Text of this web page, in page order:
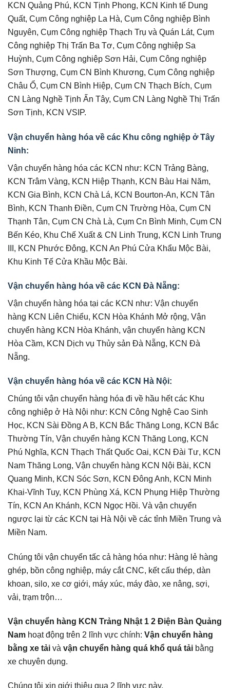
KCN Quảng Phú, KCN Tịnh Phong, KCN Kinh tế Dung
Quất, Cụm Công nghiệp La Hà, Cụm Công nghiệp Bình
Nguyên, Cụm Công nghiệp Thạch Trụ và Quán Lát, Cụm
Công nghiệp Thị Trấn Ba Tơ, Cụm Công nghiệp Sa
Huỳnh, Cụm Công nghiệp Sơn Hải, Cụm Công nghiệp
Sơn Thượng, Cụm CN Bình Khương, Cụm Công nghiệp
Châu Ổ, Cụm CN Bình Hiệp, Cụm CN Thạch Bích, Cụm
CN Làng Nghề Tịnh Ấn Tây, Cụm CN Làng Nghề Thị Trấn
Sơn Tịnh, KCN VSIP.
Vận chuyển hàng hóa về các Khu công nghiệp ở Tây
Ninh:
Vận chuyển hàng hóa các KCN như: KCN Trảng Bàng,
KCN Trâm Vàng, KCN Hiệp Thạnh, KCN Bàu Hai Năm,
KCN Gia Bình, KCN Chà Lá, KCN Bourton-An, KCN Tân
Bình, KCN Thanh Điền, Cụm CN Trường Hòa, Cụm CN
Thạnh Tân, Cụm CN Chà Là, Cụm Cn Bình Minh, Cụm CN
Bến Kéo, Khu Chế Xuất & CN Linh Trung, KCN Linh Trung
III, KCN Phước Đông, KCN An Phú Cửa Khẩu Mộc Bài,
Khu Kinh Tế Cửa Khầu Mộc Bài.
Vận chuyển hàng hóa về các KCN Đà Nẵng:
Vận chuyển hàng hóa tại các KCN như: Vận chuyển
hàng KCN Liên Chiểu, KCN Hòa Khánh Mở rộng, Vận
chuyển hàng KCN Hòa Khánh, vận chuyển hàng KCN
Hòa Cầm, KCN Dịch vụ Thủy sản Đà Nẵng, KCN Đà
Nẵng.
Vận chuyển hàng hóa về các KCN Hà Nội:
Chúng tôi vận chuyển hàng hóa đi về hầu hết các Khu
công nghiệp ở Hà Nội như: KCN Công Nghệ Cao Sinh
Học, KCN Sài Đồng A B, KCN Bắc Thăng Long, KCN Bắc
Thường Tín, Vận chuyển hàng KCN Thăng Long, KCN
Phú Nghĩa, KCN Thạch Thất Quốc Oai, KCN Đài Tư, KCN
Nam Thăng Long, Vận chuyển hàng KCN Nội Bài, KCN
Quang Minh, KCN Sóc Sơn, KCN Đông Anh, KCN Minh
Khai-Vĩnh Tuy, KCN Phùng Xá, KCN Phụng Hiệp Thường
Tín, KCN An Khánh, KCN Ngọc Hồi. Và vận chuyển
ngược lại từ các KCN tại Hà Nội về các tỉnh Miền Trung và
Miền Nam.
Chúng tôi vận chuyển tấc cả hàng hóa như: Hàng lẻ hàng
ghép, bồn công nghiệp, máy cắt CNC, kết cấu thép, dàn
khoan, silo, xe cơ giới, máy xúc, máy đào, xe nâng, sợi,
vải, trạm trộn…
Vận chuyển hàng KCN Trảng Nhật 1 2 Điện Bàn Quảng
Nam hoạt động trên 2 lĩnh vực chính: Vận chuyển hàng
bằng xe tải và vận chuyển hàng quá khổ quá tải bằng
xe chuyên dụng.
Chúng tôi xin giới thiệu qua 2 lĩnh vực này.